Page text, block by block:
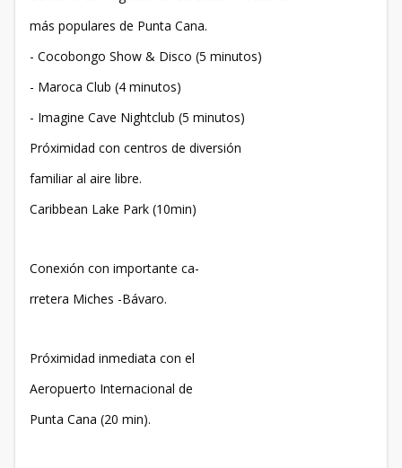
más populares de Punta Cana.
- Cocobongo Show & Disco (5 minutos)
- Maroca Club (4 minutos)
- Imagine Cave Nightclub (5 minutos)
Próximidad con centros de diversión
familiar al aire libre.
Caribbean Lake Park (10min)
Conexión con importante ca-
rretera Miches -Bávaro.
Próximidad inmediata con el
Aeropuerto Internacional de
Punta Cana (20 min).